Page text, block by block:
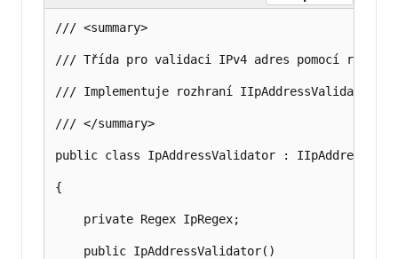
/// <summary>
/// Třída pro validaci IPv4 adres pomocí
/// Implementuje rozhraní IIpAddressValidator.
/// </summary>
public class IpAddressValidator :
{
    private Regex IpRegex;
    public IpAddressValidator()